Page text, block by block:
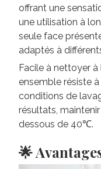
offrant une
une utilisation à
seule face
adaptés à
Facile à nettoyer
ensemble résiste
conditions de
résultats,
dessous de 40℃.
🌟